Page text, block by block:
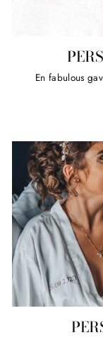
En fabulous